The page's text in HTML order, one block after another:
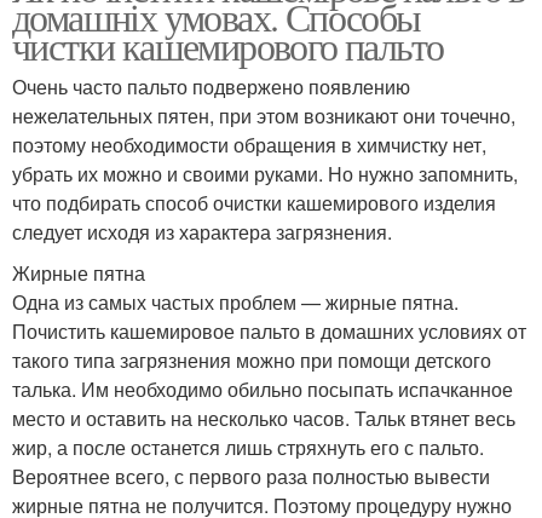
домашніх умовах. Способы
чистки кашемирового пальто
Очень часто пальто подвержено появлению
нежелательных пятен, при этом возникают они точечно,
поэтому необходимости обращения в химчистку нет,
убрать их можно и своими руками. Но нужно запомнить,
что подбирать способ очистки кашемирового изделия
следует исходя из характера загрязнения.
Жирные пятна
Одна из самых частых проблем — жирные пятна.
Почистить кашемировое пальто в домашних условиях от
такого типа загрязнения можно при помощи детского
талька. Им необходимо обильно посыпать испачканное
место и оставить на несколько часов. Тальк втянет весь
жир, а после останется лишь стряхнуть его с пальто.
Вероятнее всего, с первого раза полностью вывести
жирные пятна не получится. Поэтому процедуру нужно